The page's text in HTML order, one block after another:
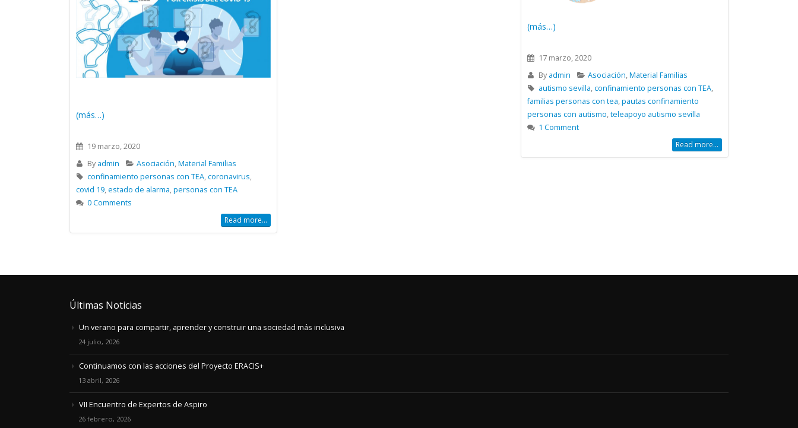
(más…)
19 marzo, 2020
By admin Asociación,Material Familias
confinamiento personas con TEA,coronavirus,
covid 19,estado de alarma,personas con TEA
0 Comments
Read more...
(más…)
17 marzo, 2020
By admin Asociación,Material Familias
autismo sevilla,confinamiento personas con TEA,
familias personas con tea,pautas confinamiento
personas con autismo,teleapoyo autismo sevilla
1 Comment
Read more...
Últimas Noticias
Un verano para compartir, aprender y construir una sociedad más inclusiva
24 julio, 2026
Continuamos con las acciones del Proyecto ERACIS+
13 abril, 2026
VII Encuentro de Expertos de Aspiro
26 febrero, 2026